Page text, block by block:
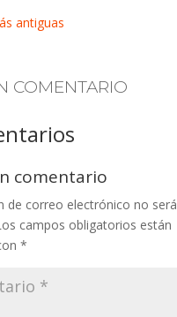
antiguas
COMENTARIO
comentario
de correo electrónico no será
campos obligatorios están
*